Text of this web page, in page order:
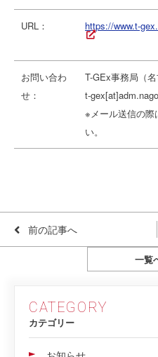
URL： https://www.t-
お問い合わ
せ：
T-GEx事務局（名
t-
※メール送信の際
い。
前の記事へ
一覧
CATEGORY
カテゴリー